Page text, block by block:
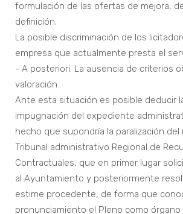
formulación de las ofertas de mejora,
definición.
La posible discriminación de los
empresa que actualmente presta el
- A posteriori. La ausencia de criterios
valoración.
Ante esta situación es posible deducir
impugnación del expediente
hecho que supondría la paralización del
Tribunal administrativo Regional de
Contractuales, que en primer lugar
al Ayuntamiento y posteriormente
estime procedente, de forma que
pronunciamiento el Pleno como